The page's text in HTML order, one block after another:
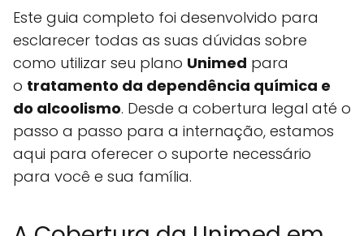
Este guia completo foi desenvolvido para
esclarecer todas as suas dúvidas sobre
como utilizar seu plano Unimed para
o tratamento da dependência química e
do alcoolismo. Desde a cobertura legal até o
passo a passo para a internação, estamos
aqui para oferecer o suporte necessário
para você e sua família.